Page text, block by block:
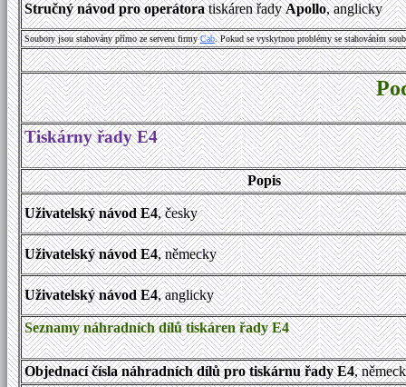
Stručný návod pro operátoratiskáren řadyApollo, anglicky
Soubory jsou stahovány přímo ze serveru firmyCab. Pokud se vyskytnou problémy se stahováním
Tiskárny řady E4
Popis
Uživatelský návod E4, česky
Uživatelský návod E4, německy
Uživatelský návod E4, anglicky
Seznamy náhradních dílů tiskáren řady E4
Objednací čísla náhradních dílů pro tiskárnu řady E4,